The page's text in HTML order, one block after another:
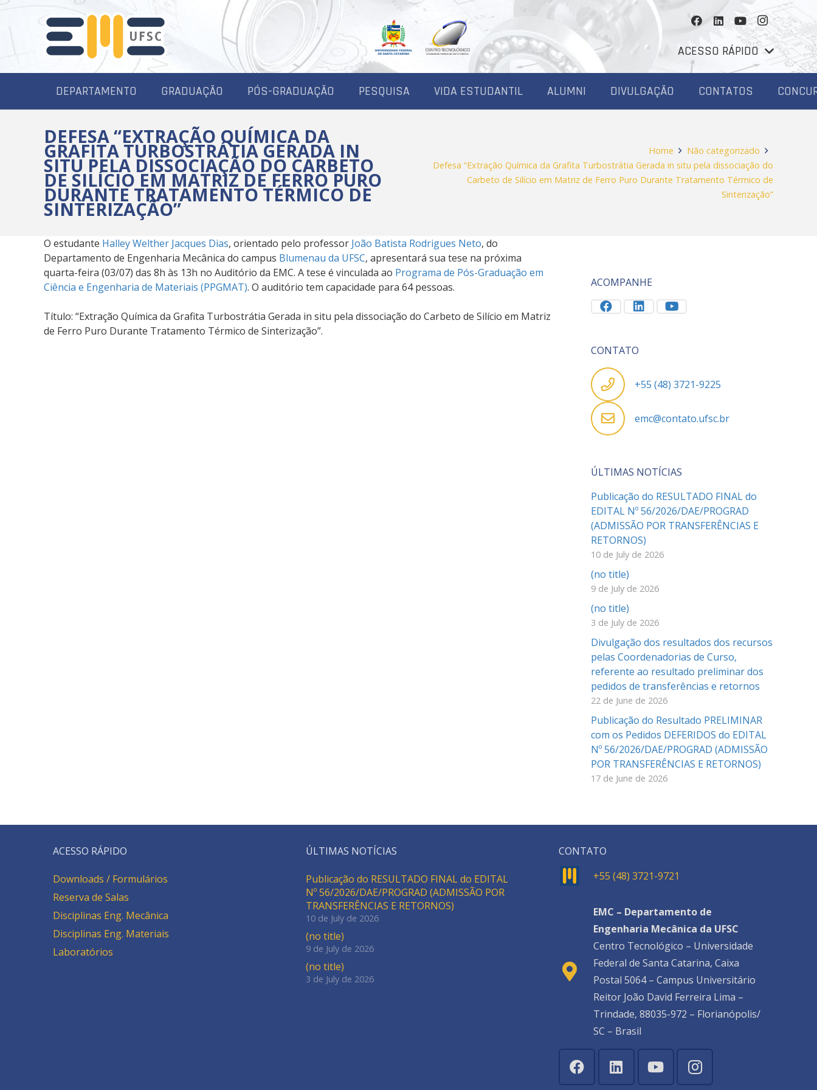
ACESSO RÁPIDO
DEPARTAMENTO GRADUAÇÃO PÓS-GRADUAÇÃO PESQUISA VIDA ESTUDANTIL ALUMNI DIVULGAÇÃO CONTATOS
DEFESA “EXTRAÇÃO QUÍMICA DA
GRAFITA TURBOSTRÁTIA GERADA IN
SITU PELA DISSOCIAÇÃO DO CARBETO
DE SILÍCIO EM MATRIZ DE FERRO PURO
DURANTE TRATAMENTO TÉRMICO DE
SINTERIZAÇÃO”
Home
Não categorizado
Defesa “Extração Química da Grafita Turbostrátia Gerada in situ pela dissociação do
Carbeto de Silício em Matriz de Ferro Puro Durante Tratamento Térmico de
Sinterização”
O estudante Halley Welther Jacques Dias, orientado pelo professor João Batista Rodrigues Neto, do
Departamento de Engenharia Mecânica do campus Blumenau da UFSC, apresentará sua tese na próxima
quarta-feira (03/07) das 8h às 13h no Auditório da EMC. A tese é vinculada ao Programa de Pós-Graduação em
Ciência e Engenharia de Materiais (PPGMAT). O auditório tem capacidade para 64 pessoas.
Título: “Extração Química da Grafita Turbostrátia Gerada in situ pela dissociação do Carbeto de Silício em Matriz
de Ferro Puro Durante Tratamento Térmico de Sinterização”.
ACOMPANHE
CONTATO
+55 (48) 3721-9225
emc@contato.ufsc.br
ÚLTIMAS NOTÍCIAS
Publicação do RESULTADO FINAL do
EDITAL Nº 56/2026/DAE/PROGRAD
(ADMISSÃO POR TRANSFERÊNCIAS E
RETORNOS)
10 de July de 2026
(no title)
9 de July de 2026
(no title)
3 de July de 2026
Divulgação dos resultados dos recursos
pelas Coordenadorias de Curso,
referente ao resultado preliminar dos
pedidos de transferências e retornos
22 de June de 2026
Publicação do Resultado PRELIMINAR
com os Pedidos DEFERIDOS do EDITAL
Nº 56/2026/DAE/PROGRAD (ADMISSÃO
POR TRANSFERÊNCIAS E RETORNOS)
17 de June de 2026
ACESSO RÁPIDO
Downloads / Formulários
Reserva de Salas
Disciplinas Eng. Mecânica
Disciplinas Eng. Materiais
Laboratórios
ÚLTIMAS NOTÍCIAS
Publicação do RESULTADO FINAL do EDITAL
Nº 56/2026/DAE/PROGRAD (ADMISSÃO POR
TRANSFERÊNCIAS E RETORNOS)
10 de July de 2026
(no title)
9 de July de 2026
(no title)
3 de July de 2026
CONTATO
+55 (48) 3721-9721
EMC – Departamento de
Engenharia Mecânica da UFSC
Centro Tecnológico – Universidade
Federal de Santa Catarina, Caixa
Postal 5064 – Campus Universitário
Reitor João David Ferreira Lima –
Trindade, 88035-972 – Florianópolis/
SC – Brasil